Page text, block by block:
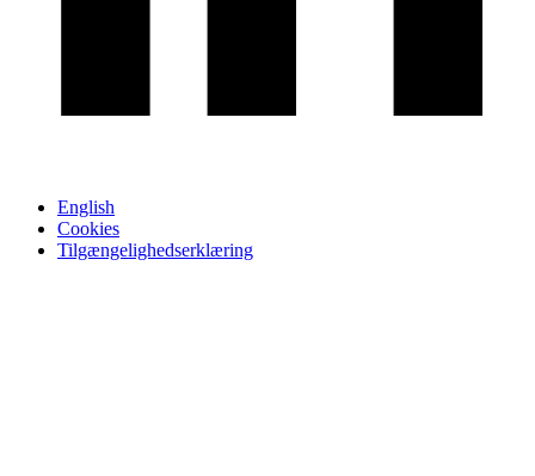
English
Cookies
Tilgængelighedserklæring